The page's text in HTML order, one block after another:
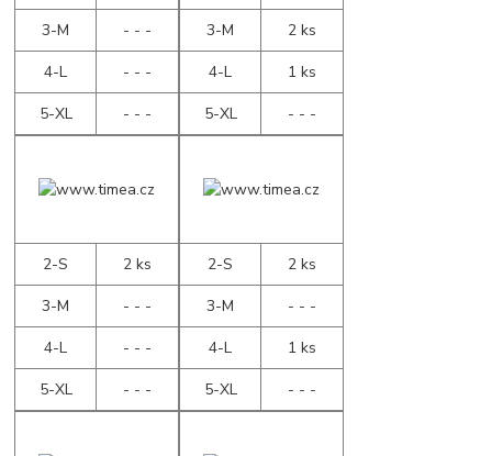
3-M
- - -
4-L
- - -
5-XL
- - -
3-M
2 ks
4-L
1 ks
5-XL
- - -
2-S
2 ks
3-M
- - -
4-L
- - -
5-XL
- - -
2-S
2 ks
3-M
- - -
4-L
1 ks
5-XL
- - -